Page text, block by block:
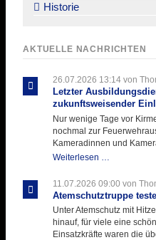
Historie
AKTUELLE NACHRICHTEN
26.07.2026 13:14von
Letzter
zukunftsweisender
Nur wenige Tage vor
nochmal zur
Kameradinnen und
Weiterlesen …
für
der
Kirmes
mit
11.07.2026 09:00 von
Atemschutztruppe
Unter Atemschutz mit
hinauf, für viele eine
Einsatzkräfte waren die